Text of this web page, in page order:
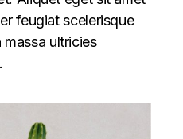
feugiat scelerisque
massa ultricies